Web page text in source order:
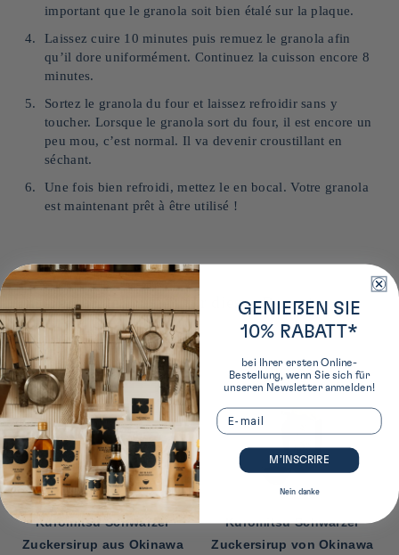
important que le granola soit bien étalé sur la plaque.
Laissez cuire 10 minutes puis remuez le granola afin
qu’il dore uniformément. Continuez la cuisson encore 8
minutes.
Sortez le granola du four et laissez refroidir sans y
toucher. Lorsque le granola sort du four, il est encore un
peu mou, c’est normal. Il va devenir croustillant en
séchant.
Une fois bien refroidi, mettez le en bocal. Votre granola
est maintenant prêt à être utilisé !
Unsere Empfehlungen für dieses Rezept:
Kuromitsu Schwarzer
Zuckersirup aus Okinawa
Kuromitsu Schwarzer
Zuckersirup von Okinawa
GENIEßEN SIE
10% RABATT*
bei Ihrer ersten Online-
Bestellung, wenn Sie sich für
unseren Newsletter anmelden!
Email
M’INSCRIRE
Nein danke